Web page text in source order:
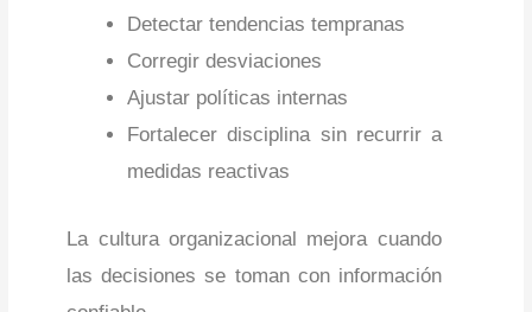
Detectar tendencias tempranas
Corregir desviaciones
Ajustar políticas internas
Fortalecer disciplina sin recurrir a
medidas reactivas
La cultura organizacional mejora cuando
las decisiones se toman con información